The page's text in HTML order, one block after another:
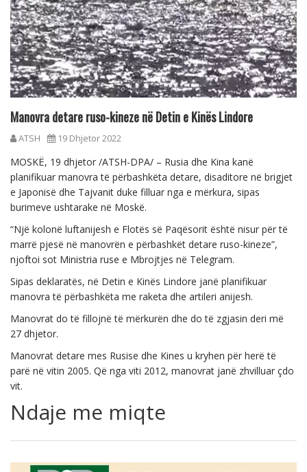
Manovra detare ruso-kineze në Detin e Kinës Lindore
ATSH 19 Dhjetor 2022
MOSKË, 19 dhjetor /ATSH-DPA/ – Rusia dhe Kina kanë
planifikuar manovra të përbashkëta detare, disaditore në brigjet
e Japonisë dhe Tajvanit duke filluar nga e mërkura, sipas
burimeve ushtarake në Moskë.
“Një kolonë luftanijesh e Flotës së Paqësorit është nisur për të
marrë pjesë në manovrën e përbashkët detare ruso-kineze”,
njoftoi sot Ministria ruse e Mbrojtjes në Telegram.
Sipas deklaratës, në Detin e Kinës Lindore janë planifikuar
manovra të përbashkëta me raketa dhe artileri anijesh.
Manovrat do të fillojnë të mërkurën dhe do të zgjasin deri më
27 dhjetor.
Manovrat detare mes Rusise dhe Kines u kryhen për herë të
parë në vitin 2005. Që nga viti 2012, manovrat janë zhvilluar çdo
vit.
Ndaje me miqte